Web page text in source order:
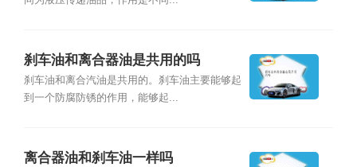
刹车油和离合器油是共用的吗
刹车油和离合汽油是共用的。刹车油主要能够起
到一个防腐防锈的作用，能够起...
离合器油和刹车油一样吗